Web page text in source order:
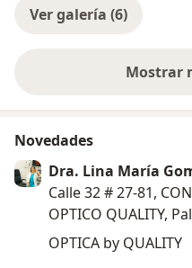
Ver galería (6)
Mostrar
Novedades
Dra. Lina María
Calle 32 # 27-81,
OPTICO QUALITY,
OPTICA by QUALITY